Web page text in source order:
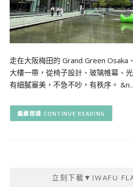
走在大阪梅田的 Grand Green Osaka
大樓一帶，從椅子設計、玻璃帷幕、
有細膩審美，不急不吵，有秩序。
CONTINUE READING
立刻下載▼IWAFU